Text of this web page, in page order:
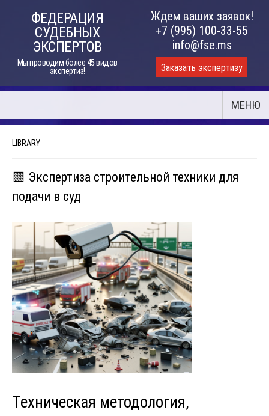
ФЕДЕРАЦИЯ
СУДЕБНЫХ
ЭКСПЕРТОВ
Мы проводим более 45 видов
экспертиз!
Ждем ваших заявок!
+7 (995) 100-33-55
info@fse.ms
Заказать экспертизу
МЕНЮ
LIBRARY
🟩 Экспертиза строительной техники для
подачи в суд
Техническая методология,